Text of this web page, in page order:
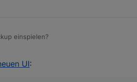
einspielen?
UI: